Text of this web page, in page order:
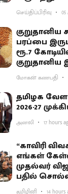
செய்திப்பிரிவு
குறுதானிய
பரப்பை
ரூ.7
குறுதானிய
மோகன் கணபதி
தமிழக
2026-27
அனலி 17 hours
“காவிரி
எங்கள்
முதல்வர்
பதில்
உதயநிதி
தமிழினி 14 hours